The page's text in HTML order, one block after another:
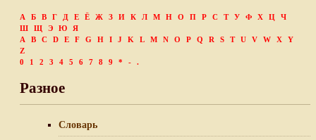
А Б В Г Д Е Ё Ж З И К Л М Н О П Р С Т У Ф Х Ц
Ч
Ш
Щ Э Ю
Я
A
B C D E F G H I J K L M N O P Q R S T U V W X
Y
Z
0
1 2 3 4 5 6 7 8 9 * - .
Разное
Словарь